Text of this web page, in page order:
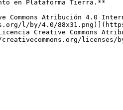
en Plataforma Tierra.**
Commons Atribución 4.0
l/by/4.0/
Creative Commons
licenses/